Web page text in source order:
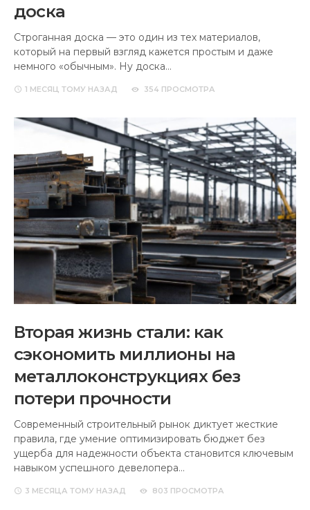
доска
Строганная доска — это один из тех материалов,
который на первый взгляд кажется простым и даже
немного «обычным». Ну доска…
1 МЕСЯЦ ТОМУ НАЗАД 354 ПРОСМОТРА
Вторая жизнь стали: как
сэкономить миллионы на
металлоконструкциях без
потери прочности
Современный строительный рынок диктует жесткие
правила, где умение оптимизировать бюджет без
ущерба для надежности объекта становится ключевым
навыком успешного девелопера…
3 МЕСЯЦА ТОМУ НАЗАД 803 ПРОСМОТРА